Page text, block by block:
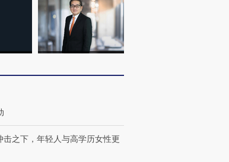
有意思的生活方式·第三对
【商旅对话】华住集团
住三大增长引擎是什么？
击之下，年轻人与高学历女性更